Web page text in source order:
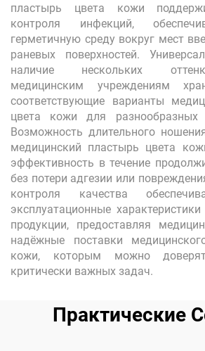
пластырь цвета кожи
контроля инфекций,
герметичную среду вокруг мест
раневых поверхностей.
наличие нескольких
медицинским учреждениям
соответствующие варианты
цвета кожи для разнообразных
Возможность длительного
медицинский пластырь цвета
эффективность в течение
без потери адгезии или
контроля качества
эксплуатационные
продукции, предоставляя
надёжные поставки
кожи, которым можно
критически важных задач.
Практические